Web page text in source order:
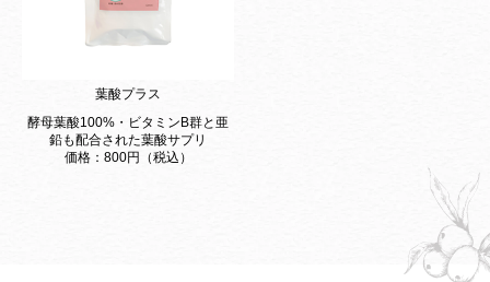
葉酸プラス
酵母葉酸100%・ビタミンB群と亜
鉛も配合された葉酸サプリ
価格：800円（税込）